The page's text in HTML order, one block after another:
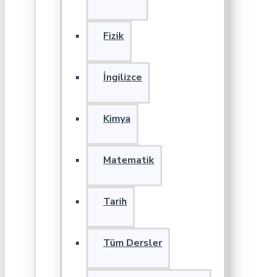
Fizik
İngilizce
Kimya
Matematik
Tarih
Tüm Dersler